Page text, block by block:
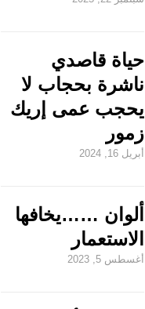
حياة قاصدي
ناشرة بحجاب لا
يحجب عمى إريك
زمور
أبريل 16, 2024
ألوان ……يخافها
الاستعمار
أغسطس 5, 2023